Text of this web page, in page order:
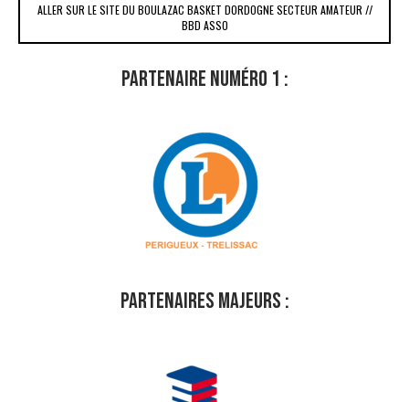
ALLER SUR LE SITE DU BOULAZAC BASKET DORDOGNE SECTEUR AMATEUR //
BBD ASSO
PARTENAIRE NUMÉRO 1 :
PARTENAIRES MAJEURS :